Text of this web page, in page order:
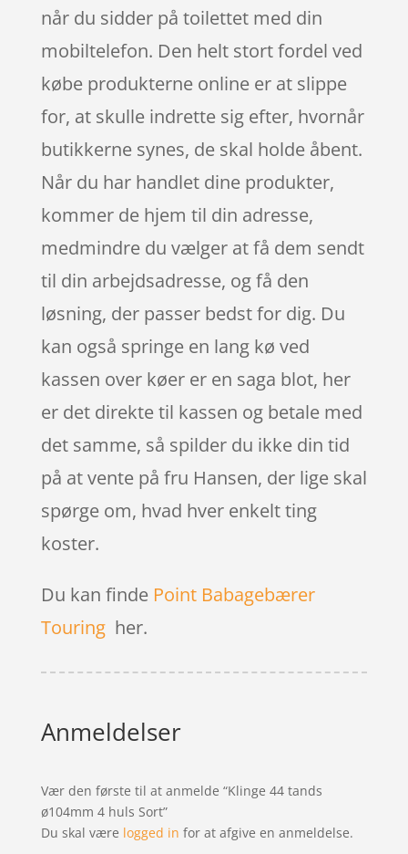
når du sidder på toilettet med din
mobiltelefon. Den helt stort fordel ved
købe produkterne online er at slippe
for, at skulle indrette sig efter, hvornår
butikkerne synes, de skal holde åbent.
Når du har handlet dine produkter,
kommer de hjem til din adresse,
medmindre du vælger at få dem sendt
til din arbejdsadresse, og få den
løsning, der passer bedst for dig. Du
kan også springe en lang kø ved
kassen over køer er en saga blot, her
er det direkte til kassen og betale med
det samme, så spilder du ikke din tid
på at vente på fru Hansen, der lige skal
spørge om, hvad hver enkelt ting
koster.
Du kan finde Point Babagebærer
Touringher.
Anmeldelser
Vær den første til at anmelde “Klinge 44 tands
ø104mm 4 huls Sort”
Du skal være logged in for at afgive en anmeldelse.